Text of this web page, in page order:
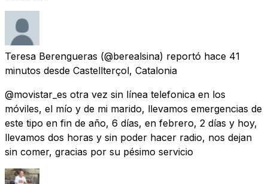
Teresa Berengueras (@berealsina) reportó hace 41
minutos desde Castellterçol, Catalonia
@movistar_es otra vez sin línea telefonica en los
móviles, el mío y de mi marido, llevamos emergencias de
este tipo en fin de año, 6 días, en febrero, 2 días y hoy,
llevamos dos horas y sin poder hacer radio, nos dejan
sin comer, gracias por su pésimo servicio